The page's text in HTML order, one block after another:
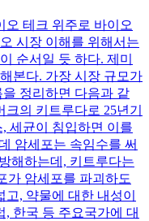
오 테크 위주로 바이오
시장 이해를 위해서는
순서일 듯 하다. 제미
본다. 가장 시장 규모가
정리하면 다음과 같
의 키트루다로 25년기
세균이 침입하면 이를
암세포는 속임수를 써
해하는데, 키트루다는
가 암세포를 파괴하도
, 약물에 대한 내성이
, 한국 등 주요국가에 대